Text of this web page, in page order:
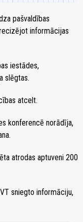
pašvaldības
informācijas
iestādes,
slēgtas.
atcelt.
konferencē norādīja,
atrodas aptuveni 200
sniegto informāciju,